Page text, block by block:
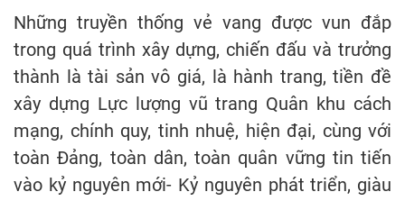
Những truyền thống vẻ vang được vun đắp
trong quá trình xây dựng, chiến đấu và trưởng
thành là tài sản vô giá, là hành trang, tiền đề
xây dựng Lực lượng vũ trang Quân khu cách
mạng, chính quy, tinh nhuệ, hiện đại, cùng với
toàn Đảng, toàn dân, toàn quân vững tin tiến
vào kỷ nguyên mới- Kỷ nguyên phát triển, giàu